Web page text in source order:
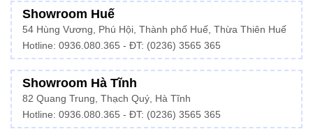
Showroom Huế
54 Hùng Vương, Phú Hội, Thành phố Huế, Thừa Thiên Huế
Hotline: 0936.080.365 - ĐT: (0236) 3565 365
Showroom Hà Tĩnh
82 Quang Trung, Thạch Quý, Hà Tĩnh
Hotline: 0936.080.365 - ĐT: (0236) 3565 365